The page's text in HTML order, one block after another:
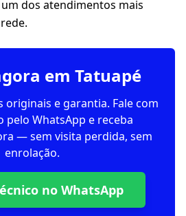
dos atendimentos mais
em Tatuapé
originais e garantia. Fale com
pelo WhatsApp e receba
— sem visita perdida, sem
enrolação.
no WhatsApp